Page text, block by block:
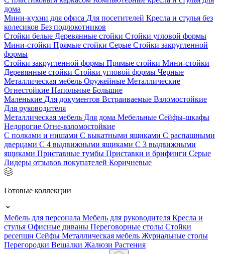
дома
Мини-кухни для офиса Для посетителей Кресла и стулья без
колесиков Без подлокотников
Стойки белые Деревянные стойки Стойки угловой формы
Мини-стойки Прямые стойки Серые Стойки закругленной
формы
Стойки закругленной формы Прямые стойки Мини-стойки
Деревянные стойки Стойки угловой формы Черные
Металлическая мебель Оружейные Металлические
Огнестойкие Напольные Большие
Маленькие Для документов Встраиваемые Взломостойкие
Для руководителя
Металлическая мебель Для дома Мебельные Сейфы-шкафы
Недорогие Огне-взломостойкие
С полками и нишами С выкатными ящиками С распашными
дверцами С 4 выдвижными ящиками С 3 выдвижными
ящиками Приставные тумбы Приставки и брифинги Серые
Лидеры отзывов покупателей Коричневые
Готовые коллекции
Мебель для персонала Мебель для руководителя Кресла и
стулья Офисные диваны Переговорные столы Стойки
ресепшн Сейфы Металлическая мебель Журнальные столы
Перегородки Вешалки Жалюзи Растения